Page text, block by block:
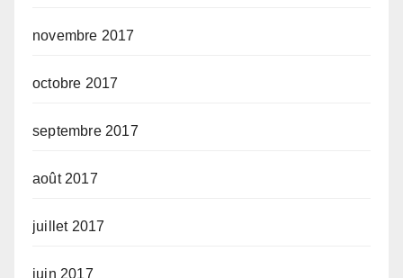
novembre 2017
octobre 2017
septembre 2017
août 2017
juillet 2017
juin 2017